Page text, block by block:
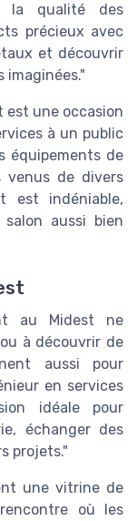
la qualité des
précieux avec
et découvrir
imaginées."
est une occasion
à un public
équipements de
venus de divers
est indéniable,
aussi bien
au Midest ne
à découvrir de
aussi pour
en services
idéale pour
échanger des
projets."
une vitrine de
où les